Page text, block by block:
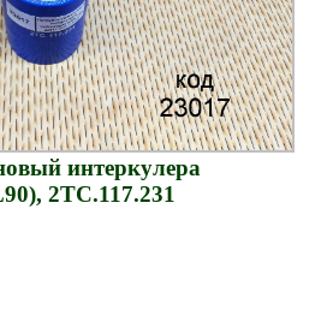
интеркулера
2TC.117.231